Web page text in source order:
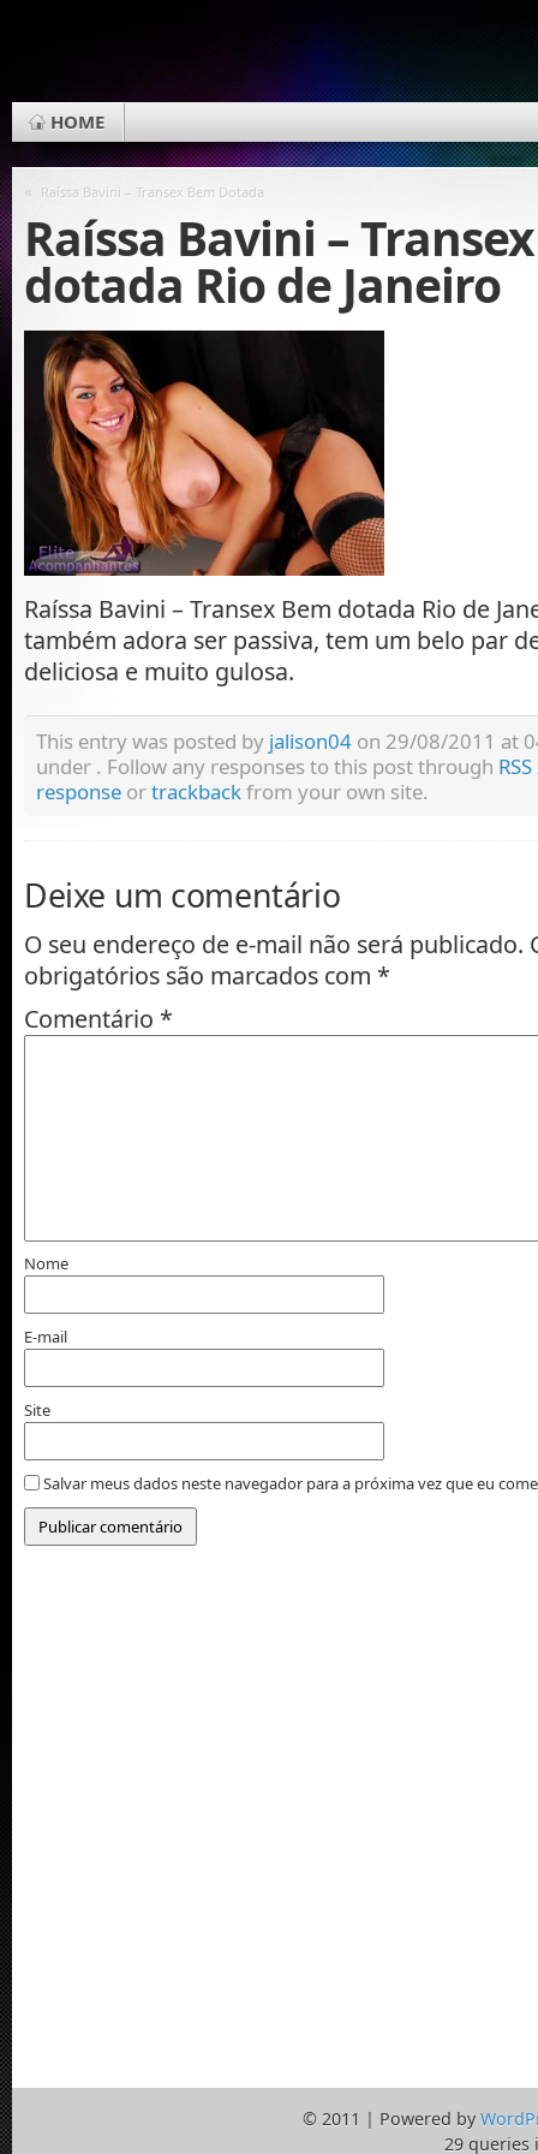
HOME
« Raíssa Bavini – Transex Bem Dotada
Raíssa Bavini –
dotada Rio de Janeiro
Raíssa Bavini – Transex Bem dotada Rio de
também adora ser passiva, tem um belo par
deliciosa e muito gulosa.
This entry was posted by jalison04 on 29/08/2011 at
under . Follow any responses to this post through
response ortrackbackfrom your own site.
Deixe um comentário
O seu endereço de e-mail não será publicado.
obrigatórios são marcados com *
Comentário *
Nome
E-mail
Site
Salvar meus dados neste navegador para a próxima vez que eu
© 2011 | Powered by
29 queries